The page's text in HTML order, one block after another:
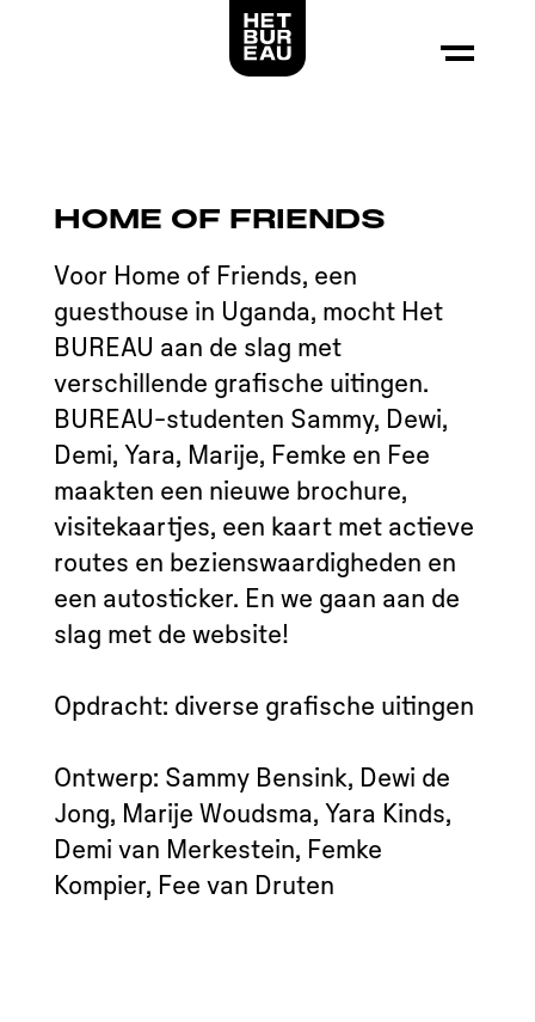
HOME OF FRIENDS
Voor Home of Friends, een
guesthouse in Uganda, mocht Het
BUREAU aan de slag met
verschillende grafische uitingen.
BUREAU-studenten Sammy, Dewi,
Demi, Yara, Marije, Femke en Fee
maakten een nieuwe brochure,
visitekaartjes, een kaart met actieve
routes en bezienswaardigheden en
een autosticker. En we gaan aan de
slag met de website!
Opdracht: diverse grafische uitingen
Ontwerp: Sammy Bensink, Dewi de
Jong, Marije Woudsma, Yara Kinds,
Demi van Merkestein, Femke
Kompier, Fee van Druten